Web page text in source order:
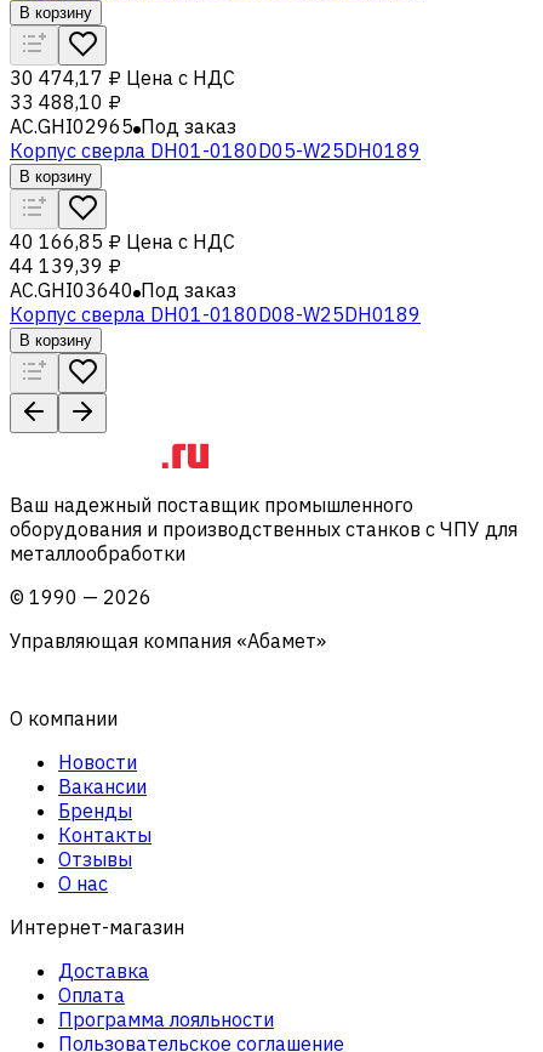
В корзину
30 474,17 ₽ Цена с НДС
33 488,10 ₽
AC.GHI02965 Под заказ
Корпус сверла DH01-0180D05-W25DH0189
В корзину
40 166,85 ₽ Цена с НДС
44 139,39 ₽
AC.GHI03640 Под заказ
Корпус сверла DH01-0180D08-W25DH0189
В корзину
Ваш надежный поставщик промышленного
оборудования и производственных станков с ЧПУ для
металлообработки
© 1990 — 2026
Управляющая компания «Абамет»
О компании
Новости
Вакансии
Бренды
Контакты
Отзывы
О нас
Интернет-магазин
Доставка
Оплата
Программа лояльности
Пользовательское соглашение